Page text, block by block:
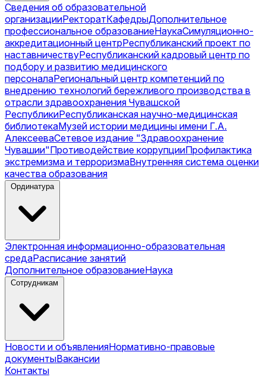
Сведения об образовательной
организацииРекторатКафедрыДополнительное
профессиональное образованиеНаукаСимуляционно-
аккредитационный центрРеспубликанский проект по
наставничествуРеспубликанский кадровый центр по
подбору и развитию медицинского
персоналаРегиональный центр компетенций по
внедрению технологий бережливого производства в
отрасли здравоохранения Чувашской
РеспубликиРеспубликанская научно-медицинская
библиотекаМузей истории медицины имени Г.А.
АлексееваСетевое издание "Здравоохранение
Чувашии"Противодействие коррупцииПрофилактика
экстремизма и терроризмаВнутренняя система оценки
качества образования
Ординатура
Электронная информационно-образовательная
средаРасписание занятий
Дополнительное образованиеНаука
Сотрудникам
Новости и объявленияНормативно-правовые
документыВакансии
Контакты